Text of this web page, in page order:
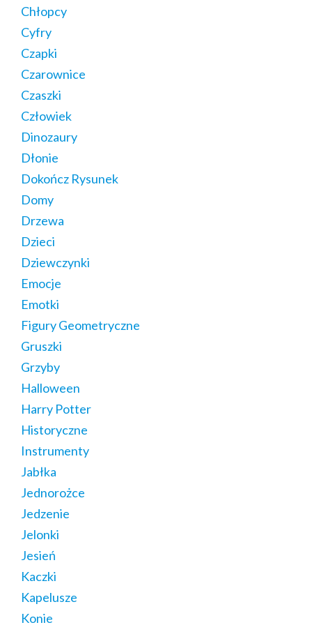
Chłopcy
Cyfry
Czapki
Czarownice
Czaszki
Człowiek
Dinozaury
Dłonie
Dokończ Rysunek
Domy
Drzewa
Dzieci
Dziewczynki
Emocje
Emotki
Figury Geometryczne
Gruszki
Grzyby
Halloween
Harry Potter
Historyczne
Instrumenty
Jabłka
Jednorożce
Jedzenie
Jelonki
Jesień
Kaczki
Kapelusze
Konie